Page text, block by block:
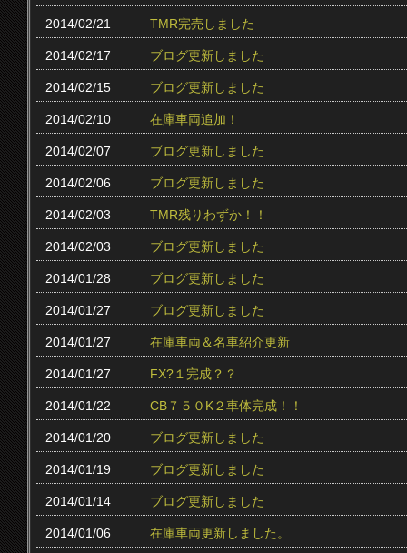
2014/02/21 TMR完売しました
2014/02/17 ブログ更新しました
2014/02/15 ブログ更新しました
2014/02/10 在庫車両追加！
2014/02/07 ブログ更新しました
2014/02/06 ブログ更新しました
2014/02/03 TMR残りわずか！！
2014/02/03 ブログ更新しました
2014/01/28 ブログ更新しました
2014/01/27 ブログ更新しました
2014/01/27 在庫車両＆名車紹介更新
2014/01/27 FX?１完成？？
2014/01/22 CB７５０K２車体完成！！
2014/01/20 ブログ更新しました
2014/01/19 ブログ更新しました
2014/01/14 ブログ更新しました
2014/01/06 在庫車両更新しました。